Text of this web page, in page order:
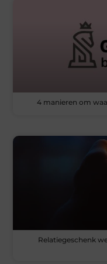
4 manieren om
Relatiegeschenk